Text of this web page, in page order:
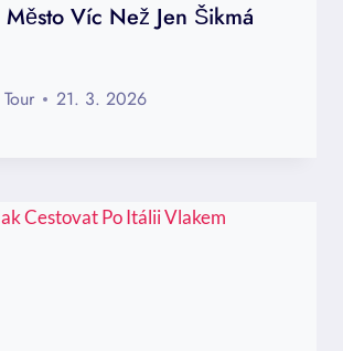
Město Víc Než Jen Šikmá
21. 3. 2026